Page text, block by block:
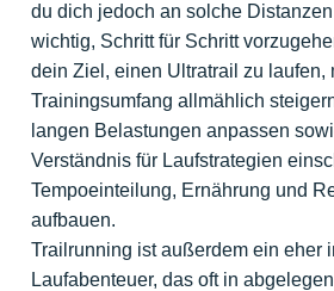
du dich jedoch an solche
wichtig, Schritt für Schritt
dein Ziel, einen Ultratrail zu laufen,
Trainingsumfang allmählich
langen Belastungen anpassen
Verständnis für Laufstrategien
Tempoeinteilung, Ernährung und
aufbauen.
Trailrunning ist außerdem ein eher
Laufabenteuer, das oft in